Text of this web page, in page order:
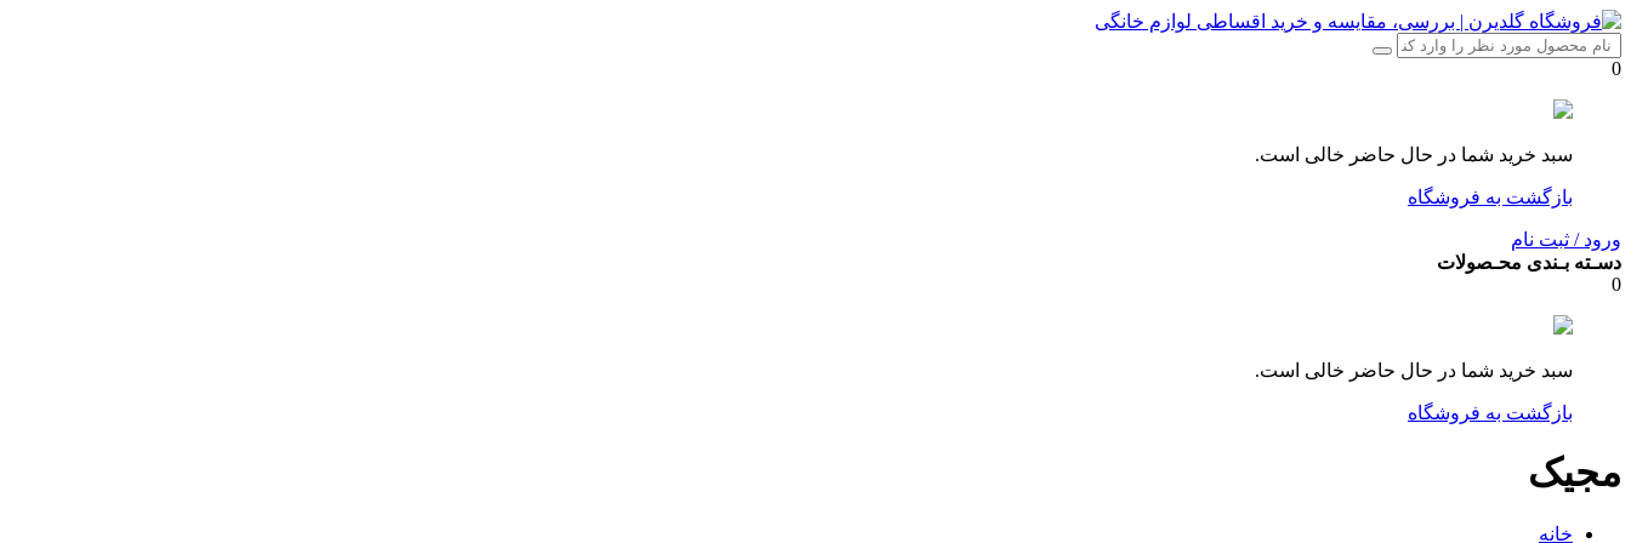
0
سبد خرید شما در حال حاضر خالی است.
بازگشت به فروشگاه
ورود / ثبت نام
دسـته بـندی محـصولات
0
سبد خرید شما در حال حاضر خالی است.
بازگشت به فروشگاه
مجیک
خانه